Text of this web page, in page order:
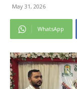
May 31, 2026
WhatsApp